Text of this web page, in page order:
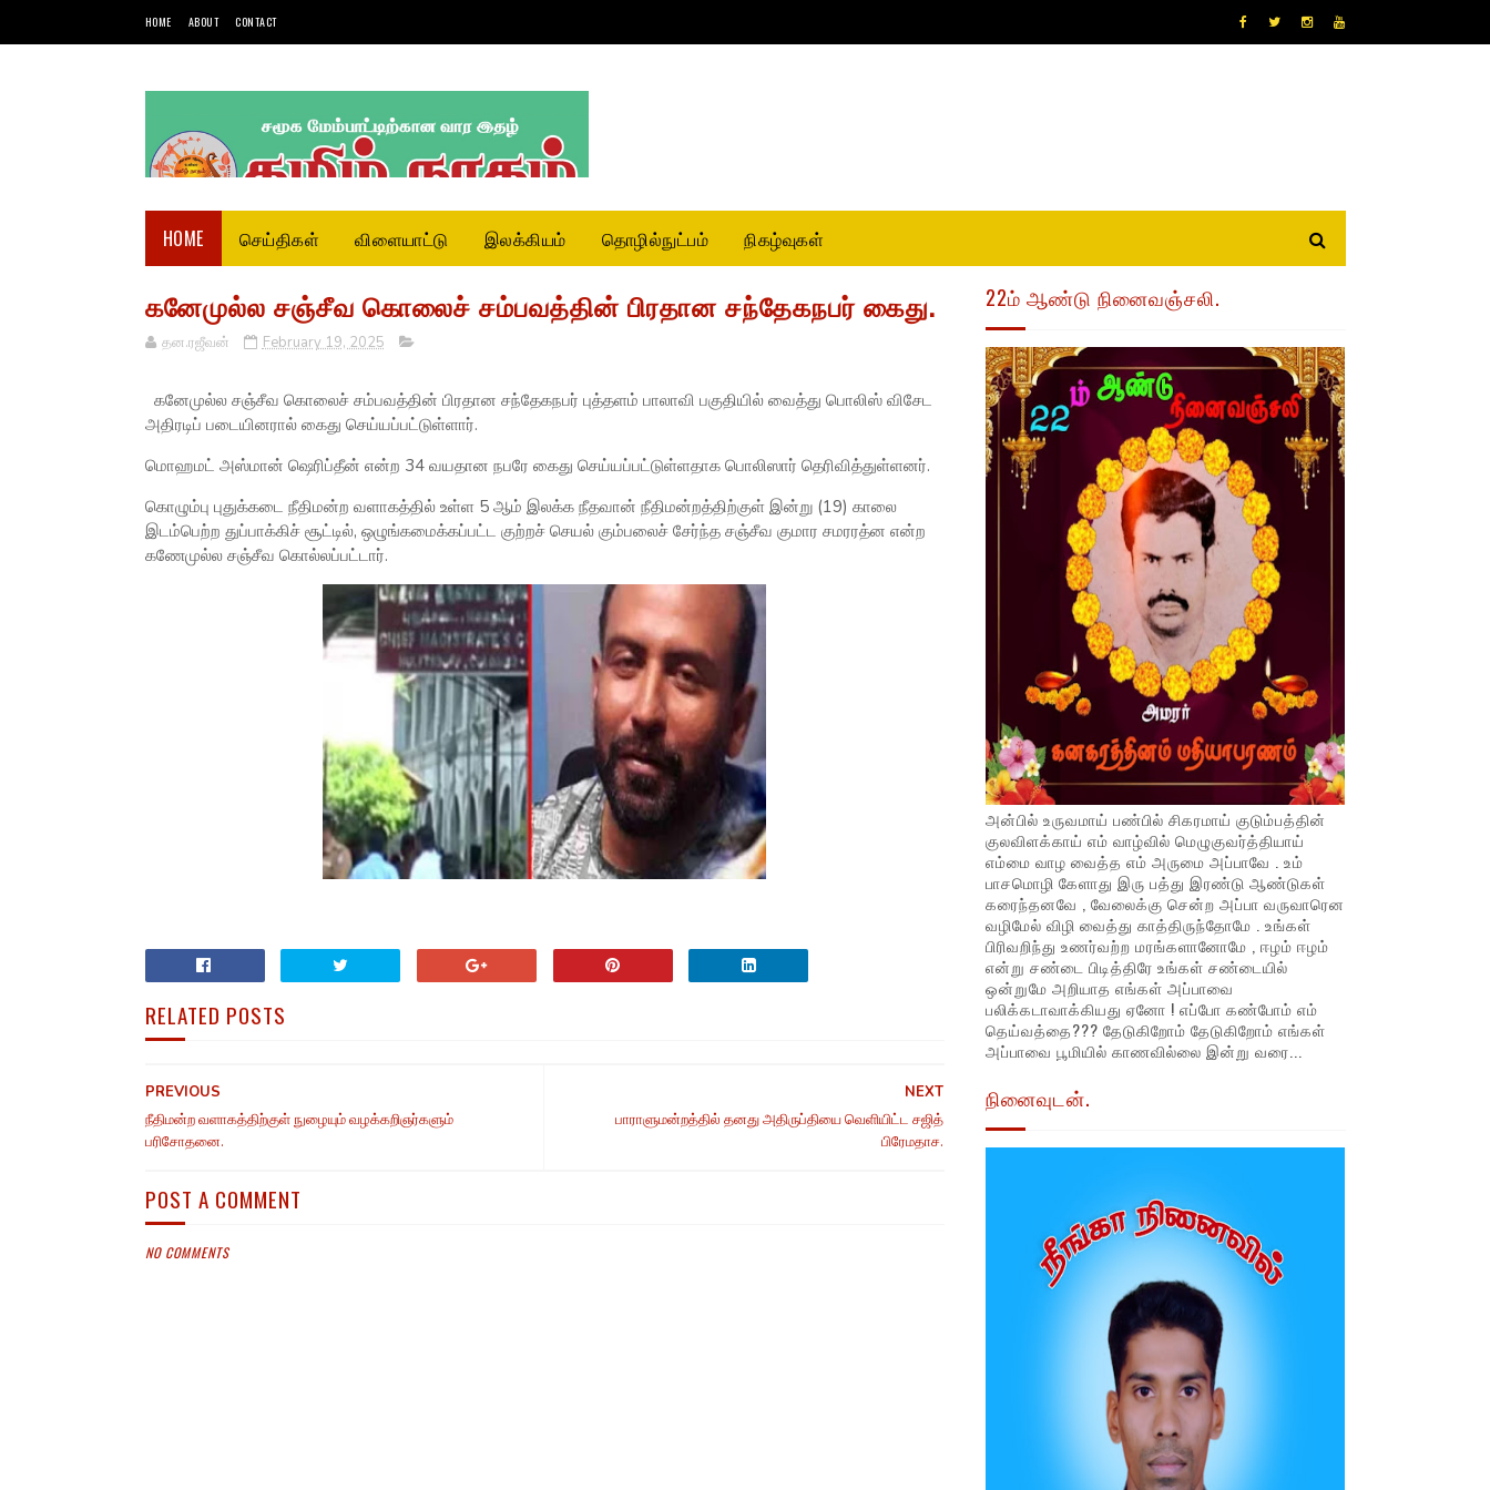
HOME ABOUT CONTACT
HOME செய்திகள் விளையாட்டு இலக்கியம் தொழில்நுட்பம் நிகழ்வுகள்
கனேமுல்ல சஞ்சீவ கொலைச் சம்பவத்தின் பிரதான சந்தேகநபர் கைது.
தன.ரஜீவன் February 19, 2025
கனேமுல்ல சஞ்சீவ கொலைச் சம்பவத்தின் பிரதான சந்தேகநபர் புத்தளம் பாலாவி பகுதியில் வைத்து பொலிஸ் விசேட
அதிரடிப் படையினரால் கைது செய்யப்பட்டுள்ளார்.
மொஹமட் அஸ்மான் ஷெரிப்தீன் என்ற 34 வயதான நபரே கைது செய்யப்பட்டுள்ளதாக பொலிஸார் தெரிவித்துள்ளனர்.
கொழும்பு புதுக்கடை நீதிமன்ற வளாகத்தில் உள்ள 5 ஆம் இலக்க நீதவான் நீதிமன்றத்திற்குள் இன்று (19) காலை
இடம்பெற்ற துப்பாக்கிச் சூட்டில், ஒழுங்கமைக்கப்பட்ட குற்றச் செயல் கும்பலைச் சேர்ந்த சஞ்சீவ குமார சமரரத்ன என்ற
கணேமுல்ல சஞ்சீவ கொல்லப்பட்டார்.
RELATED POSTS
NEXT
பாராளுமன்றத்தில் தனது அதிருப்தியை வெளியிட்ட சஜித்
பிரேமதாச.
PREVIOUS
நீதிமன்ற வளாகத்திற்குள் நுழையும் வழக்கறிஞர்களும்
பரிசோதனை.
POST A COMMENT
NO COMMENTS
22ம் ஆண்டு நினைவஞ்சலி.
அன்பில் உருவமாய் பண்பில் சிகரமாய் குடும்பத்தின்
குலவிளக்காய் எம் வாழ்வில் மெழுகுவர்த்தியாய்
எம்மை வாழ வைத்த எம் அருமை அப்பாவே . உம்
பாசமொழி கேளாது இரு பத்து இரண்டு ஆண்டுகள்
கரைந்தனவே , வேலைக்கு சென்ற அப்பா வருவாரென
வழிமேல் விழி வைத்து காத்திருந்தோமே . உங்கள்
பிரிவறிந்து உணர்வற்ற மரங்களானோமே , ஈழம் ஈழம்
என்று சண்டை பிடித்திரே உங்கள் சண்டையில்
ஒன்றுமே அறியாத எங்கள் அப்பாவை
பலிக்கடாவாக்கியது ஏனோ ! எப்போ கண்போம் எம்
தெய்வத்தை??? தேடுகிறோம் தேடுகிறோம் எங்கள்
அப்பாவை பூமியில் காணவில்லை இன்று வரை...
நினைவுடன்.